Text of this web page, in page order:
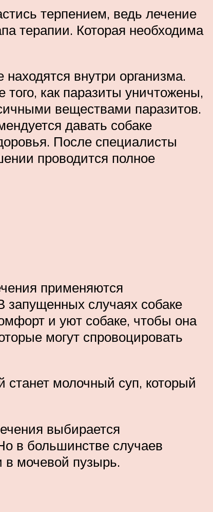
терпением, ведь лечение
терапии. Которая необходима
внутри организма.
как паразиты уничтожены,
веществами паразитов.
давать собаке
После специалисты
проводится полное
применяются
запущенных случаях собаке
и уют собаке, чтобы она
могут спровоцировать
молочный суп, который
выбирается
в большинстве случаев
в мочевой пузырь.